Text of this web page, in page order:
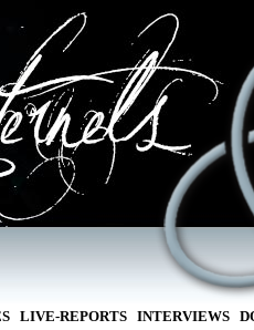
LIVE-REPORTS INTERVIEWS